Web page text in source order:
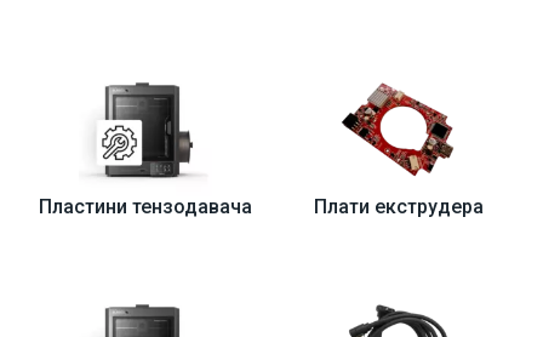
Пластини тензодавача Плати екструдера